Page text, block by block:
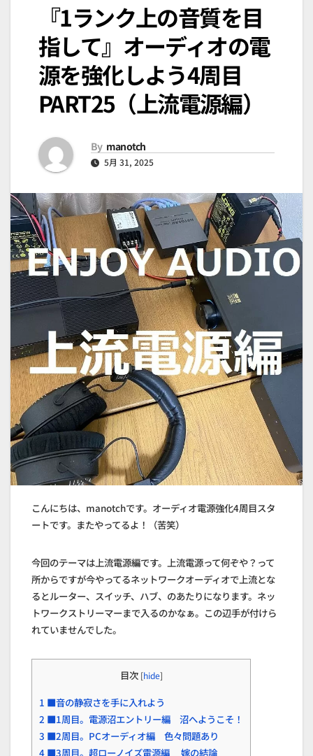
『1ランク上の音質を目
指して』オーディオの電
源を強化しよう4周目
PART25（上流電源編）
By manotch
5月 31, 2025
こんにちは、manotchです。オーディオ電源強化4周目スタ
ートです。またやってるよ！（苦笑）
今回のテーマは上流電源編です。上流電源って何ぞや？って
所からですが今やってるネットワークオーディオで上流とな
るとルーター、スイッチ、ハブ、のあたりになります。ネッ
トワークストリーマーまで入るのかなぁ。この辺手が付けら
れていませんでした。
目次 [hide]
1 ■音の静寂さを手に入れよう
2 ■1周目。電源沼エントリー編 沼へようこそ！
3 ■2周目。PCオーディオ編 色々問題あり
4 ■3周目。超ローノイズ電源編 嫁の結論